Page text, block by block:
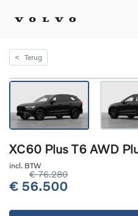
< Terug
XC60 Plus T6 AWD
incl. BTW
€ 76.280
€ 56.500